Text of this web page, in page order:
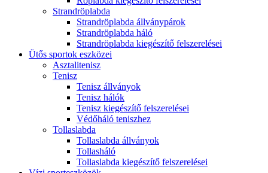
Strandröplabda
Strandröplabda állványpárok
Strandröplabda háló
Strandröplabda kiegészítő felszerelései
Ütős sportok eszközei
Asztalitenisz
Tenisz
Tenisz állványok
Tenisz hálók
Tenisz kiegészítő felszerelései
Védőháló teniszhez
Tollaslabda
Tollaslabda állványok
Tollasháló
Tollaslabda kiegészítő felszerelései